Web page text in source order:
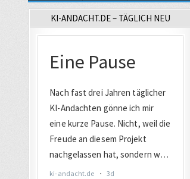
KI-ANDACHT.DE – TÄGLICH NEU